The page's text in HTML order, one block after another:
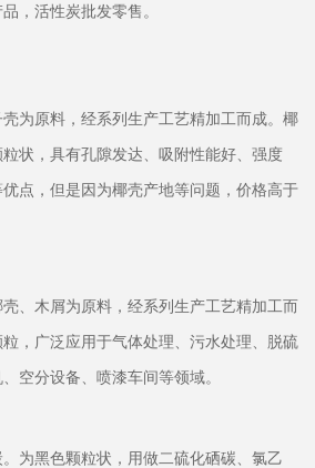
，活性炭批发零售。
为原料，经系列生产工艺精加工而成。椰
状，具有孔隙发达、吸附性能好、强度
点，但是因为椰壳产地等问题，价格高于
、木屑为原料，经系列生产工艺精加工而
，广泛应用于气体处理、污水处理、脱硫
空分设备、喷漆车间等领域。
为黑色颗粒状，用做二硫化硒碳、氯乙